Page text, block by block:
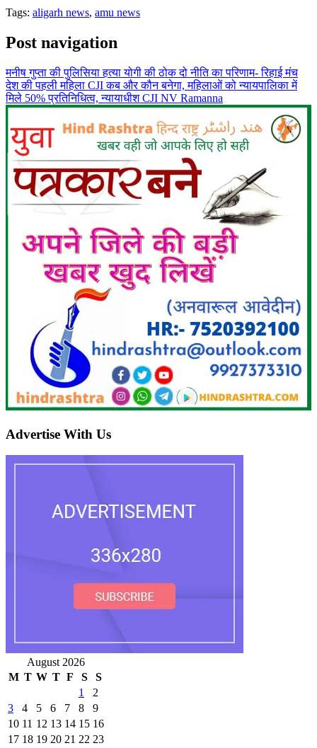
Tags: aligarh news, amu news
Post navigation
मनीष गुप्ता की पुलिसिया हत्या योगी की ठोक दो नीति का परिणाम- रिहाई मंच
देश की पहली महिला CJI कब और कौन बनेगा, महिलाओं को न्यायपालिका में
मिले 50% प्रतिनिधित्व, न्यायाधीश CJI NV Ramanna
Advertise With Us
August 2026
M T W T F S
S
1
2
3
4 5 6 7 8
9
10 11 12 13 14 15 16
17 18 19 20 21 22 23